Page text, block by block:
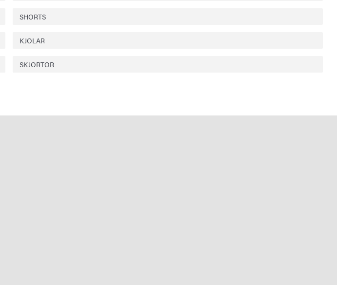
SHORTS
KJOLAR
SKJORTOR